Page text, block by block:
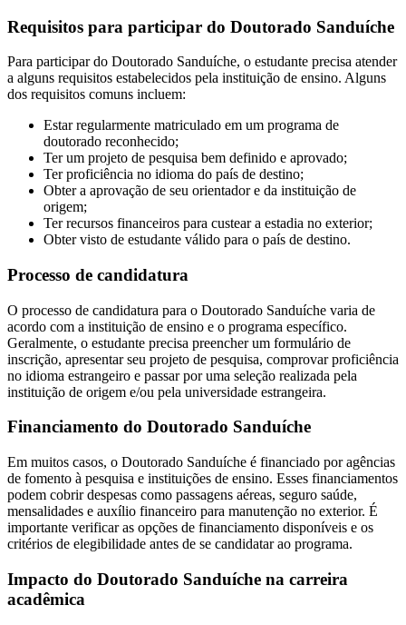
Requisitos para participar do Doutorado Sanduíche
Para participar do Doutorado Sanduíche, o estudante precisa atender
a alguns requisitos estabelecidos pela instituição de ensino. Alguns
dos requisitos comuns incluem:
Estar regularmente matriculado em um programa de
doutorado reconhecido;
Ter um projeto de pesquisa bem definido e aprovado;
Ter proficiência no idioma do país de destino;
Obter a aprovação de seu orientador e da instituição de
origem;
Ter recursos financeiros para custear a estadia no exterior;
Obter visto de estudante válido para o país de destino.
Processo de candidatura
O processo de candidatura para o Doutorado Sanduíche varia de
acordo com a instituição de ensino e o programa específico.
Geralmente, o estudante precisa preencher um formulário de
inscrição, apresentar seu projeto de pesquisa, comprovar proficiência
no idioma estrangeiro e passar por uma seleção realizada pela
instituição de origem e/ou pela universidade estrangeira.
Financiamento do Doutorado Sanduíche
Em muitos casos, o Doutorado Sanduíche é financiado por agências
de fomento à pesquisa e instituições de ensino. Esses financiamentos
podem cobrir despesas como passagens aéreas, seguro saúde,
mensalidades e auxílio financeiro para manutenção no exterior. É
importante verificar as opções de financiamento disponíveis e os
critérios de elegibilidade antes de se candidatar ao programa.
Impacto do Doutorado Sanduíche na carreira
acadêmica